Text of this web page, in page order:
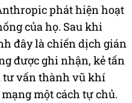
phát hiện hoạt
của họ. Sau khi
đây là chiến dịch gián
được ghi nhận, kẻ tấn
tư vấn thành vũ khí
một cách tự chủ.